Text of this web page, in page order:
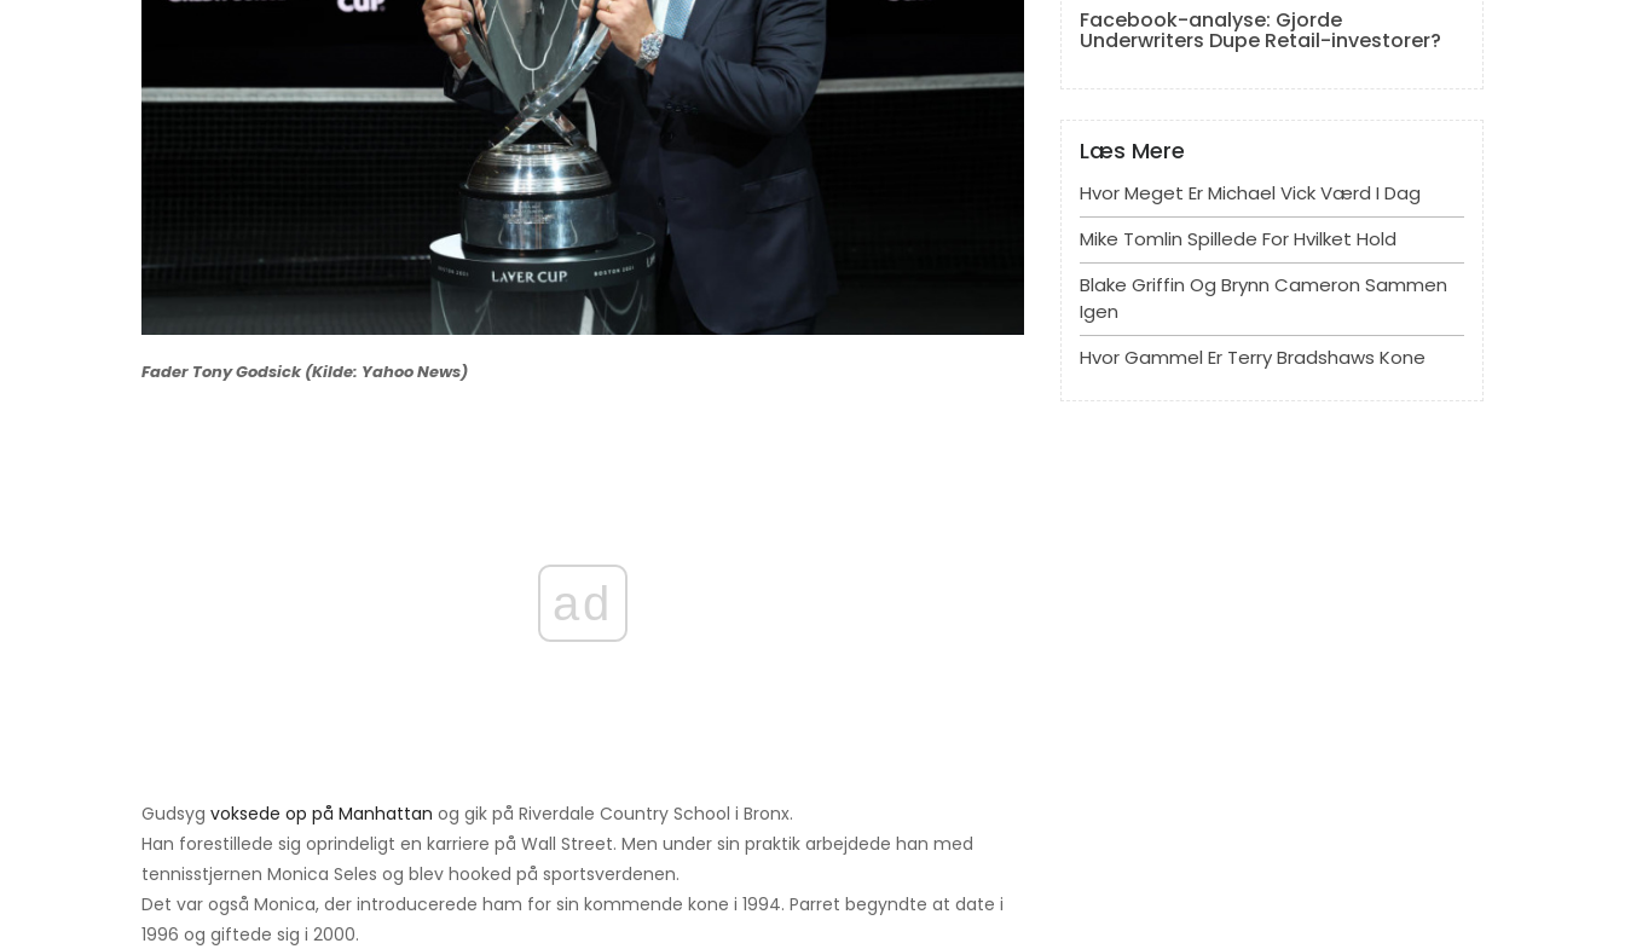
Fader Tony Godsick (Kilde: Yahoo News)
ad
Gudsyg voksede op på Manhattan og gik på Riverdale Country School i Bronx.
Han forestillede sig oprindeligt en karriere på Wall Street. Men under sin praktik arbejdede han med
tennisstjernen Monica Seles og blev hooked på sportsverdenen.
Det var også Monica, der introducerede ham for sin kommende kone i 1994. Parret begyndte at date i
1996 og giftede sig i 2000.
Facebook-analyse: Gjorde
Underwriters Dupe Retail-investorer?
Læs Mere
Hvor Meget Er Michael Vick Værd I Dag
Mike Tomlin Spillede For Hvilket Hold
Blake Griffin Og Brynn Cameron Sammen
Igen
Hvor Gammel Er Terry Bradshaws Kone